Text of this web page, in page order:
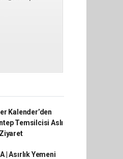
Kalender’den
Temsilcisi Aslı
| Asırlık Yemeni